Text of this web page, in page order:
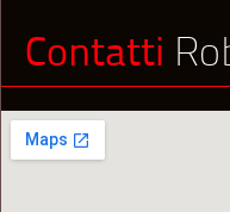
Contatti